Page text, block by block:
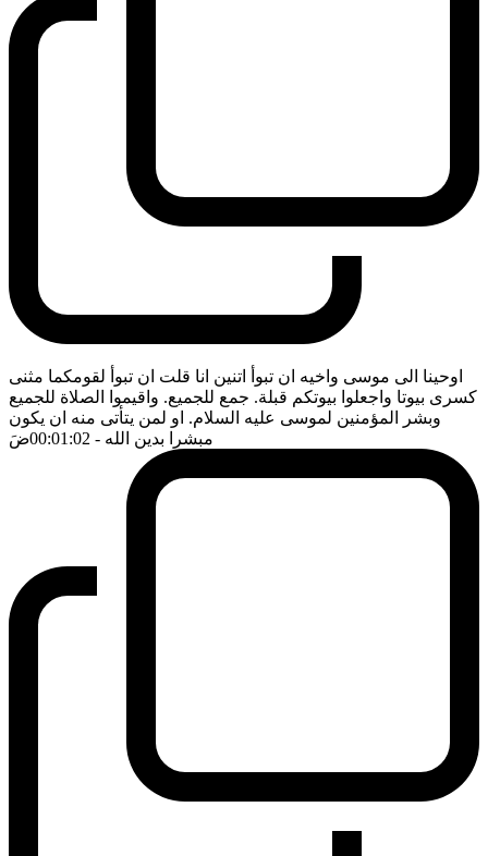
اوحينا الى موسى واخيه ان تبوأ اتنين انا قلت ان تبوأ لقومكما مثنى
كسرى بيوتا واجعلوا بيوتكم قبلة. جمع للجميع. واقيموا الصلاة للجميع
وبشر المؤمنين لموسى عليه السلام. او لمن يتأتى منه ان يكون
مبشرا بدين الله - 00:01:02 ضَ